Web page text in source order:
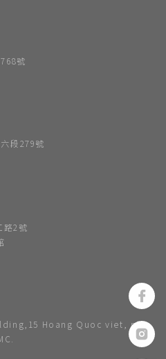
號
段279號
路2號
Hoang Quoc viet, phu